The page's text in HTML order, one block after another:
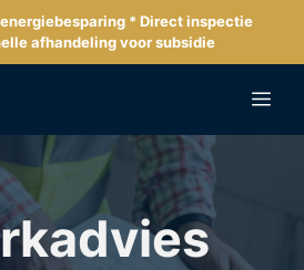
* Direct inspectie
afhandeling voor subsidie